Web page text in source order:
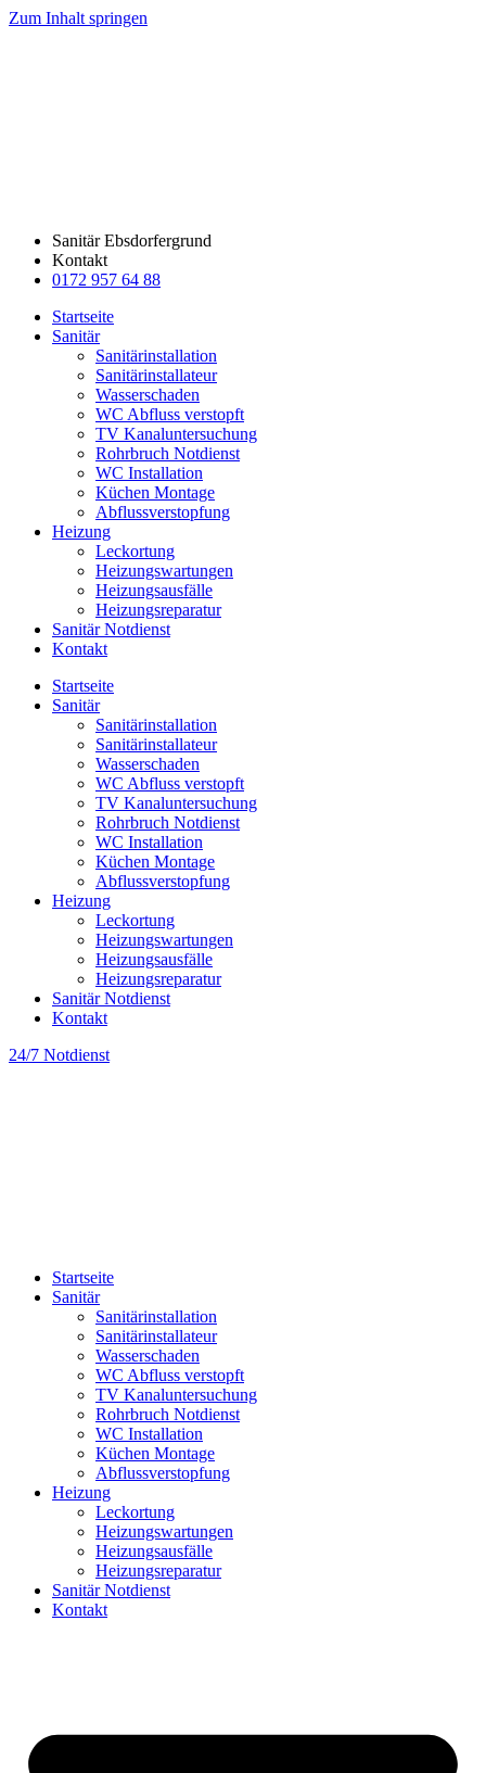
Zum Inhalt springen
Sanitär Ebsdorfergrund
Kontakt
0172 957 64 88
Startseite
Sanitär
Sanitärinstallation
Sanitärinstallateur
Wasserschaden
WC Abfluss verstopft
TV Kanaluntersuchung
Rohrbruch Notdienst
WC Installation
Küchen Montage
Abflussverstopfung
Heizung
Leckortung
Heizungswartungen
Heizungsausfälle
Heizungsreparatur
Sanitär Notdienst
Kontakt
Startseite
Sanitär
Sanitärinstallation
Sanitärinstallateur
Wasserschaden
WC Abfluss verstopft
TV Kanaluntersuchung
Rohrbruch Notdienst
WC Installation
Küchen Montage
Abflussverstopfung
Heizung
Leckortung
Heizungswartungen
Heizungsausfälle
Heizungsreparatur
Sanitär Notdienst
Kontakt
24/7 Notdienst
Startseite
Sanitär
Sanitärinstallation
Sanitärinstallateur
Wasserschaden
WC Abfluss verstopft
TV Kanaluntersuchung
Rohrbruch Notdienst
WC Installation
Küchen Montage
Abflussverstopfung
Heizung
Leckortung
Heizungswartungen
Heizungsausfälle
Heizungsreparatur
Sanitär Notdienst
Kontakt